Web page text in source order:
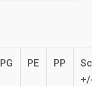
PG PE PP